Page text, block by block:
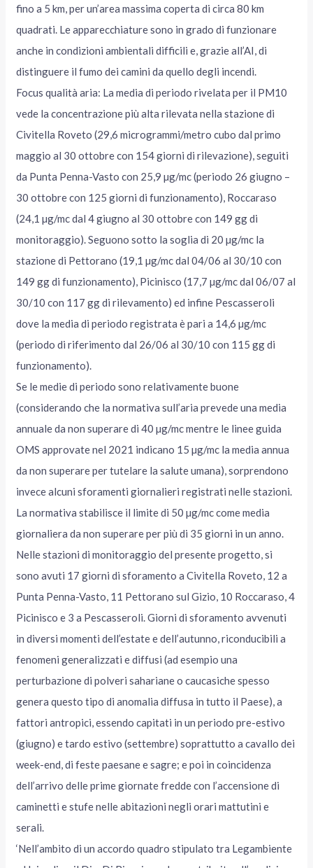
fino a 5 km, per un’area massima coperta di circa 80 km
quadrati. Le apparecchiature sono in grado di funzionare
anche in condizioni ambientali difficili e, grazie all’AI, di
distinguere il fumo dei camini da quello degli incendi.
Focus qualità aria: La media di periodo rivelata per il PM10
vede la concentrazione più alta rilevata nella stazione di
Civitella Roveto (29,6 microgrammi/metro cubo dal primo
maggio al 30 ottobre con 154 giorni di rilevazione), seguiti
da Punta Penna-Vasto con 25,9 µg/mc (periodo 26 giugno –
30 ottobre con 125 giorni di funzionamento), Roccaraso
(24,1 µg/mc dal 4 giugno al 30 ottobre con 149 gg di
monitoraggio). Seguono sotto la soglia di 20 µg/mc la
stazione di Pettorano (19,1 µg/mc dal 04/06 al 30/10 con
149 gg di funzionamento), Picinisco (17,7 µg/mc dal 06/07 al
30/10 con 117 gg di rilevamento) ed infine Pescasseroli
dove la media di periodo registrata è pari a 14,6 µg/mc
(periodo di riferimento dal 26/06 al 30/10 con 115 gg di
funzionamento).
Se le medie di periodo sono relativamente buone
(considerando che la normativa sull’aria prevede una media
annuale da non superare di 40 µg/mc mentre le linee guida
OMS approvate nel 2021 indicano 15 µg/mc la media annua
da non superare per tutelare la salute umana), sorprendono
invece alcuni sforamenti giornalieri registrati nelle stazioni.
La normativa stabilisce il limite di 50 µg/mc come media
giornaliera da non superare per più di 35 giorni in un anno.
Nelle stazioni di monitoraggio del presente progetto, si
sono avuti 17 giorni di sforamento a Civitella Roveto, 12 a
Punta Penna-Vasto, 11 Pettorano sul Gizio, 10 Roccaraso, 4
Picinisco e 3 a Pescasseroli. Giorni di sforamento avvenuti
in diversi momenti dell’estate e dell’autunno, riconducibili a
fenomeni generalizzati e diffusi (ad esempio una
perturbazione di polveri sahariane o caucasiche spesso
genera questo tipo di anomalia diffusa in tutto il Paese), a
fattori antropici, essendo capitati in un periodo pre-estivo
(giugno) e tardo estivo (settembre) soprattutto a cavallo dei
week-end, di feste paesane e sagre; e poi in coincidenza
dell’arrivo delle prime giornate fredde con l’accensione di
caminetti e stufe nelle abitazioni negli orari mattutini e
serali.
‘Nell’ambito di un accordo quadro stipulato tra Legambiente